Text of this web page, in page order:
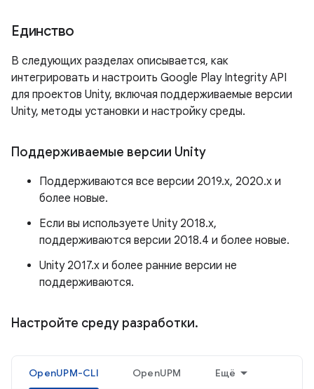
Единство
В следующих разделах описывается, как
интегрировать и настроить Google Play Integrity API
для проектов Unity, включая поддерживаемые версии
Unity, методы установки и настройку среды.
Поддерживаемые версии Unity
Поддерживаются все версии 2019.x, 2020.x и
более новые.
Если вы используете Unity 2018.x,
поддерживаются версии 2018.4 и более новые.
Unity 2017.x и более ранние версии не
поддерживаются.
Настройте среду разработки.
OpenUPM-CLI OpenUPM Ещё